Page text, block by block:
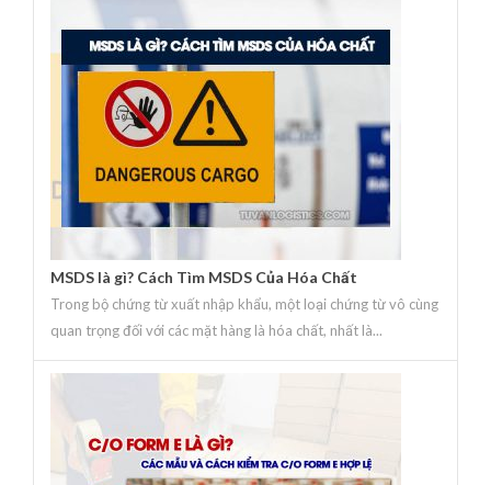
MSDS là gì? Cách Tìm MSDS Của Hóa Chất
Trong bộ chứng từ xuất nhập khẩu, một loại chứng từ vô cùng
quan trọng đối với các mặt hàng là hóa chất, nhất là...